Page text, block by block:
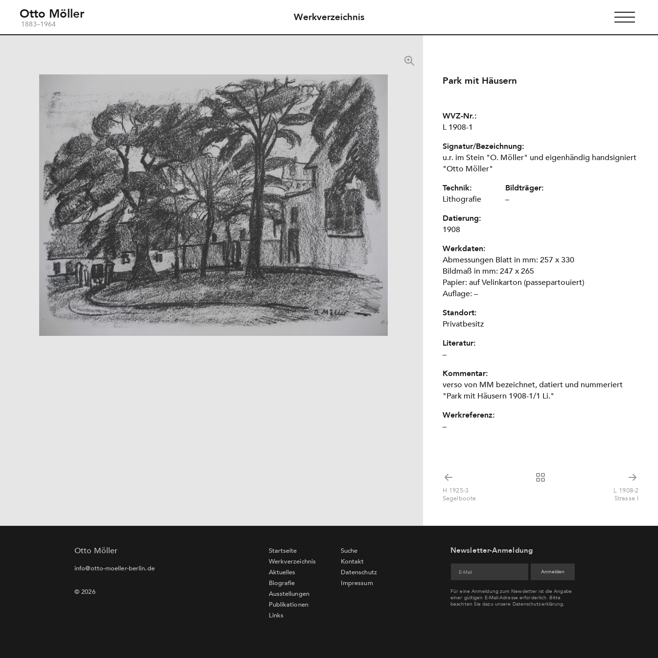
Otto Möller
1883–1964
Werkverzeichnis
Park mit Häusern
WVZ-Nr.:
L 1908-1
Signatur/Bezeichnung:
u.r. im Stein "O. Möller" und eigenhändig handsigniert
"Otto Möller"
Technik:
Lithografie
Bildträger:
–
Datierung:
1908
Werkdaten:
Abmessungen Blatt in mm: 257 x 330
Bildmaß in mm: 247 x 265
Papier: auf Velinkarton (passepartouiert)
Auflage: –
Standort:
Privatbesitz
Literatur:
–
Kommentar:
verso von MM bezeichnet, datiert und nummeriert
"Park mit Häusern 1908-1/1 Li."
Werkreferenz:
–
H 1925-3
Segelboote
L 1908-2
Strasse I
Otto Möller
info@otto-moeller-berlin.de
© 2026
Startseite
Werkverzeichnis
Aktuelles
Biografie
Ausstellungen
Publikationen
Links
Suche
Kontakt
Datenschutz
Impressum
Newsletter-Anmeldung
Für eine Anmeldung zum Newsletter ist die Angabe
einer gültigen E-Mail-Adresse erforderlich. Bitte
beachten Sie dazu unsere Datenschutzerklärung.